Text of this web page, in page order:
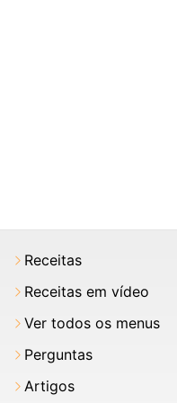
Receitas
Receitas em vídeo
Ver todos os menus
Perguntas
Artigos